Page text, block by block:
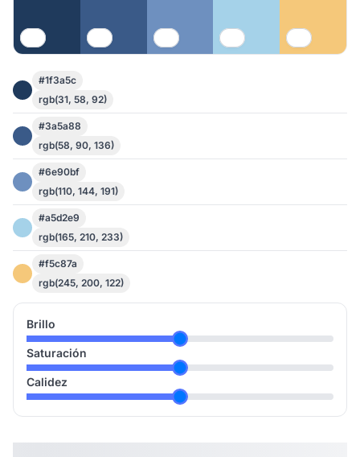
#1f3a5c
rgb(31, 58, 92)
#3a5a88
rgb(58, 90, 136)
#6e90bf
rgb(110, 144, 191)
#a5d2e9
rgb(165, 210, 233)
#f5c87a
rgb(245, 200, 122)
Brillo
Saturación
Calidez